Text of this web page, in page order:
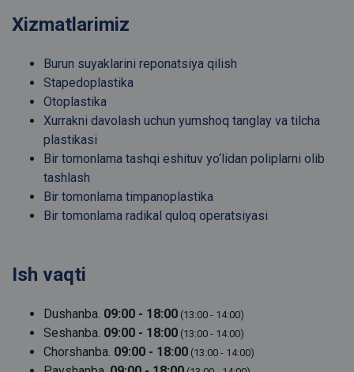
Xizmatlarimiz
Burun suyaklarini reponatsiya qilish
Stapedoplastika
Otoplastika
Xurrakni davolash uchun yumshoq tanglay va tilcha
plastikasi
Bir tomonlama tashqi eshituv yo‘lidan poliplarni olib
tashlash
Bir tomonlama timpanoplastika
Bir tomonlama radikal quloq operatsiyasi
Ish vaqti
Dushanba. 09:00 - 18:00 (13:00 - 14:00)
Seshanba. 09:00 - 18:00 (13:00 - 14:00)
Chorshanba. 09:00 - 18:00 (13:00 - 14:00)